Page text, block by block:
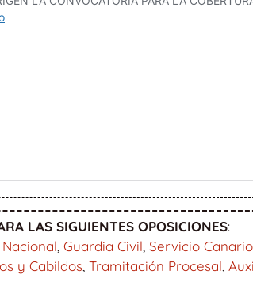
LAS SIGUIENTES OPOSICIONES:
Guardia Civil Servicio
y Cabildos Tramitación Procesal